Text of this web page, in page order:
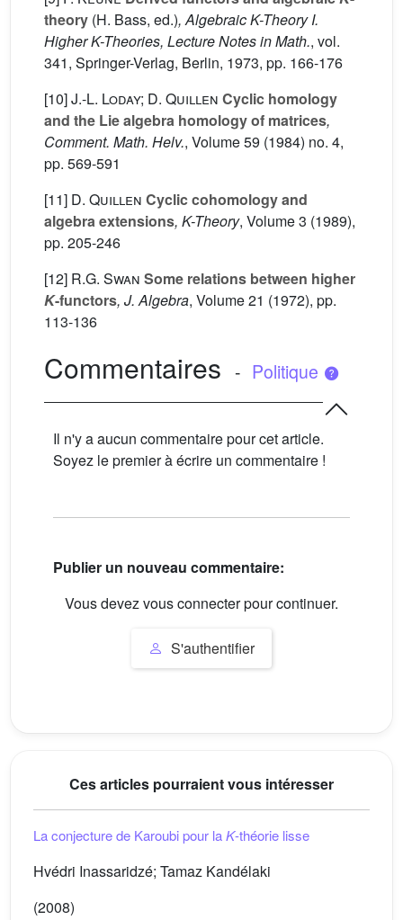
theory (H. Bass, ed.), Algebraic K-Theory I.
Higher K-Theories, Lecture Notes in Math., vol.
341, Springer-Verlag, Berlin, 1973, pp. 166-176
[10]J.-L. Loday; D. Quillen Cyclic homology
and the Lie algebra homology of matrices,
Comment. Math. Helv., Volume 59 (1984) no. 4,
pp. 569-591
[11] D. Quillen Cyclic cohomology and
algebra extensions, K-Theory, Volume 3 (1989),
pp. 205-246
[12] R.G. Swan Some relations between higher
K-functors, J. Algebra, Volume 21 (1972), pp.
113-136
Commentaires - Politique
Il n'y a aucun commentaire pour cet article.
Soyez le premier à écrire un commentaire !
Publier un nouveau commentaire:
Vous devez vous connecter pour continuer.
S'authentifier
Ces articles pourraient vous intéresser
La conjecture de Karoubi pour laK-théorie lisse
Hvédri Inassaridzé; Tamaz Kandélaki
(2008)